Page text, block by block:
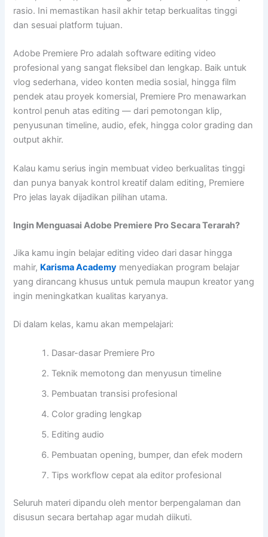
rasio. Ini memastikan hasil akhir tetap berkualitas tinggi
dan sesuai platform tujuan.
Adobe Premiere Pro adalah software editing video
profesional yang sangat fleksibel dan lengkap. Baik untuk
vlog sederhana, video konten media sosial, hingga film
pendek atau proyek komersial, Premiere Pro menawarkan
kontrol penuh atas editing — dari pemotongan klip,
penyusunan timeline, audio, efek, hingga color grading dan
output akhir.
Kalau kamu serius ingin membuat video berkualitas tinggi
dan punya banyak kontrol kreatif dalam editing, Premiere
Pro jelas layak dijadikan pilihan utama.
Ingin Menguasai Adobe Premiere Pro Secara Terarah?
Jika kamu ingin belajar editing video dari dasar hingga
mahir, Karisma Academy menyediakan program belajar
yang dirancang khusus untuk pemula maupun kreator yang
ingin meningkatkan kualitas karyanya.
Di dalam kelas, kamu akan mempelajari:
Dasar-dasar Premiere Pro
Teknik memotong dan menyusun timeline
Pembuatan transisi profesional
Color grading lengkap
Editing audio
Pembuatan opening, bumper, dan efek modern
Tips workflow cepat ala editor profesional
Seluruh materi dipandu oleh mentor berpengalaman dan
disusun secara bertahap agar mudah diikuti.